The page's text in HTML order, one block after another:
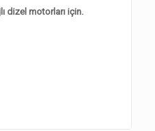
dizel motorları için.